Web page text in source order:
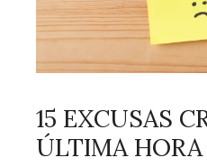
15 EXCUSAS
ÚLTIMA HORA